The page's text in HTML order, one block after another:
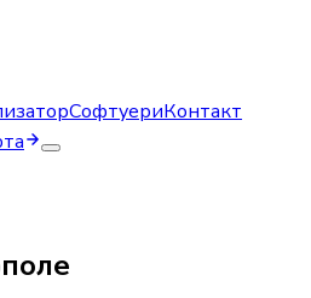
СофтуериКонтакт